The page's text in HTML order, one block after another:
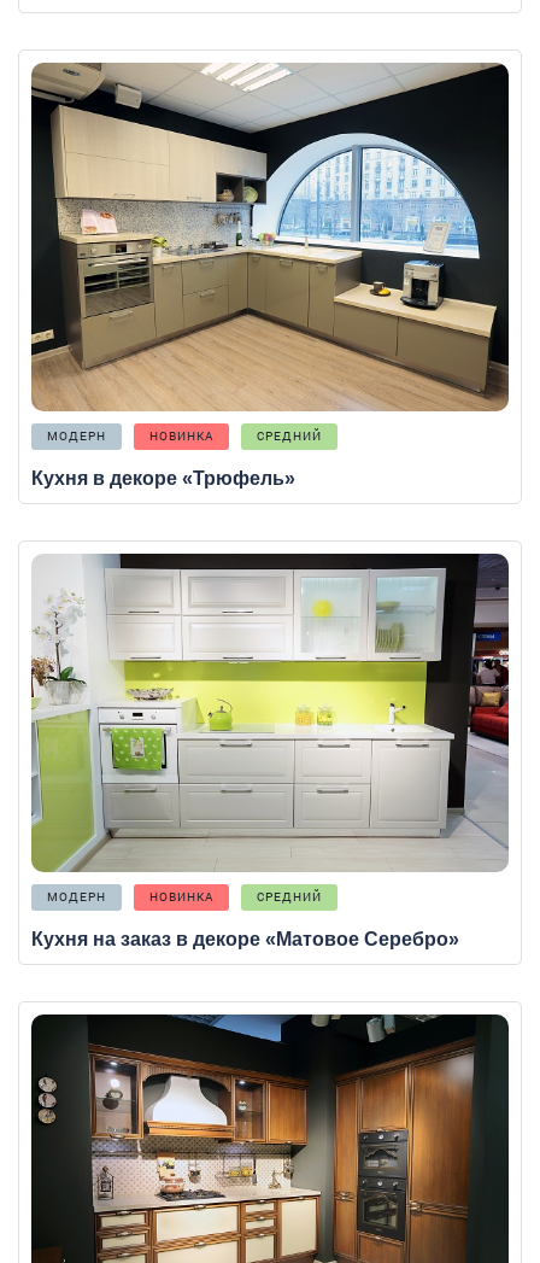
МОДЕРН НОВИНКА СРЕДНИЙ
Кухня в декоре «Трюфель»
МОДЕРН НОВИНКА СРЕДНИЙ
Кухня на заказ в декоре «Матовое Серебро»